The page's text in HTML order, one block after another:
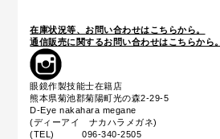
在庫状況等、お問い合わせはこちらから。
通信販売に関するお問い合わせはこちらから。
眼鏡作製技能士在籍店
熊本県菊池郡菊陽町光の森2-29-5
D-Eye nakahara megane
(ディーアイ ナカハラメガネ)
(TEL) 096-340-2505